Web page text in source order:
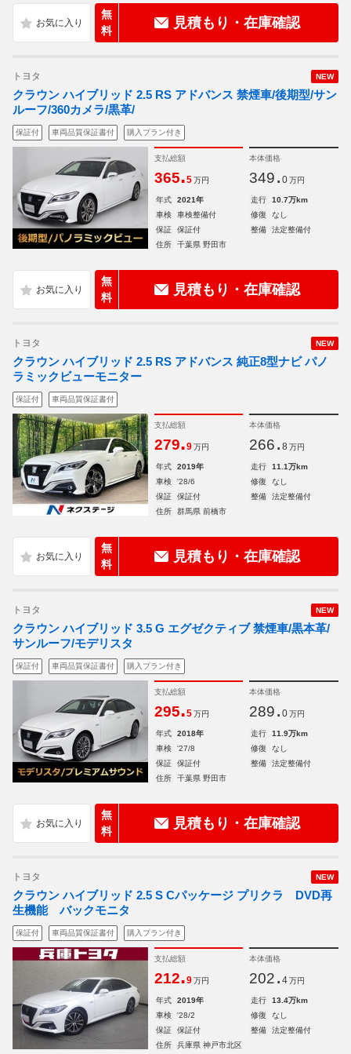
無
料
見積もり・在庫確認
NEW
トヨタ
クラウン ハイブリッド 2.5 RS アドバンス 禁煙車/後期型/サン
ルーフ/360カメラ/黒革/
保証付 車両品質保証書付 購入プラン付き
支払総額
365.5 万円
本体価格
349. 0 万円
年式 2021年 走行
10.7万km
車検
車検整備付 修復
なし
保証
保証付 整備
法定整備付
住所
千葉県 野田市
無
料
見積もり・在庫確認
NEW
トヨタ
クラウン ハイブリッド 2.5 RS アドバンス 純正8型ナビ パノ
ラミックビューモニター
保証付 車両品質保証書付
支払総額
279.9 万円
本体価格
266. 8 万円
年式 2019年 走行
11.1万km
車検
'28/6 修復
なし
保証
保証付 整備
法定整備付
住所
群馬県 前橋市
無
料
見積もり・在庫確認
NEW
トヨタ
クラウン ハイブリッド 3.5 G エグゼクティブ 禁煙車/黒本革/
サンルーフ/モデリスタ
保証付 車両品質保証書付 購入プラン付き
支払総額
295.5 万円
本体価格
289. 0 万円
年式 2018年 走行
11.9万km
車検
'27/8 修復
なし
保証
保証付 整備
法定整備付
住所
千葉県 野田市
無
料
見積もり・在庫確認
NEW
トヨタ
クラウン ハイブリッド 2.5 S Cパッケージ プリクラ DVD再
生機能 バックモニタ
保証付 車両品質保証書付 購入プラン付き
支払総額
212.9 万円
本体価格
202. 4 万円
年式 2019年 走行
13.4万km
車検
'28/2 修復
なし
保証
保証付 整備
法定整備付
住所
兵庫県 神戸市北区